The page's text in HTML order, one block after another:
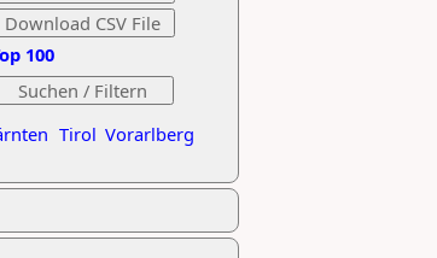
Tirol Vorarlberg
100